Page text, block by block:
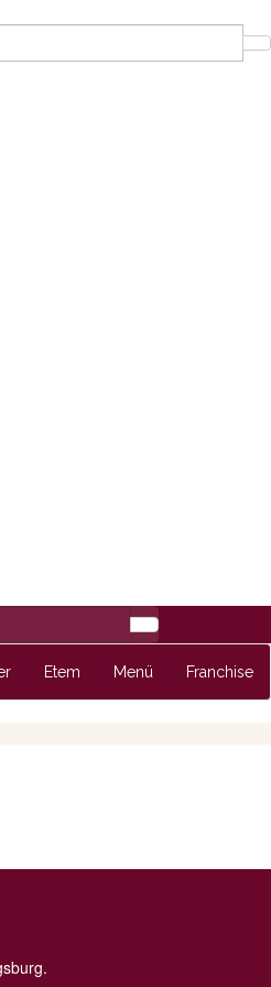
Etem Menü Franchise